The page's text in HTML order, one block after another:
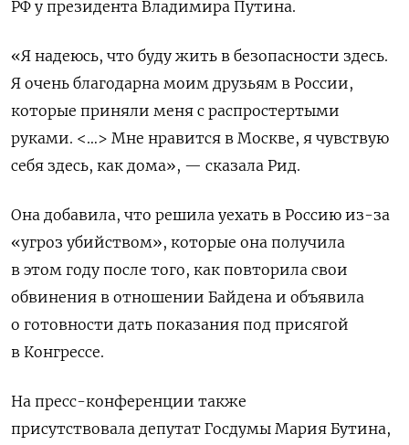
РФ у президента Владимира Путина.
«Я надеюсь, что буду жить в безопасности здесь.
Я очень благодарна моим друзьям в России,
которые приняли меня с распростертыми
руками. <…> Мне нравится в Москве, я чувствую
себя здесь, как дома», — сказала Рид.
Она добавила, что решила уехать в Россию из-за
«угроз убийством», которые она получила
в этом году после того, как повторила свои
обвинения в отношении Байдена и объявила
о готовности дать показания под присягой
в Конгрессе.
На пресс-конференции также
присутствовала депутат Госдумы Мария Бутина,